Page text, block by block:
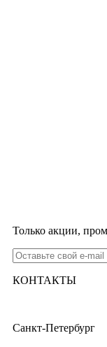
Только акции,
КОНТАКТЫ
Санкт-Петербург